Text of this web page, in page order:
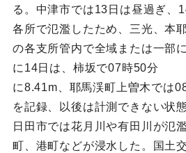
る。中津市では13日は昼過ぎ、
各所で氾濫したため、三光、本
の各支所管内で全域または一部
に14日は、柿坂で07時50分
に8.41m、耶馬渓町上曽木では
を記録、以後は計測できない状
日田市では花月川や有田川が氾
町、港町などが浸水した。国土